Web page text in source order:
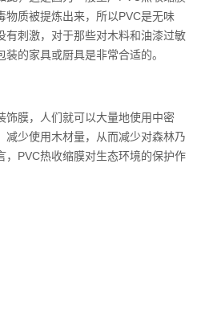
物质被提炼出来，所以PVC是无味
有刺激，对于那些对木料和油漆过敏
的家具或厨具是非常合适的。
膜，人们就可以大量地使用中密
减少使用木材量，从而减少对森林乃
，PVC热收缩膜对生态环境的保护作